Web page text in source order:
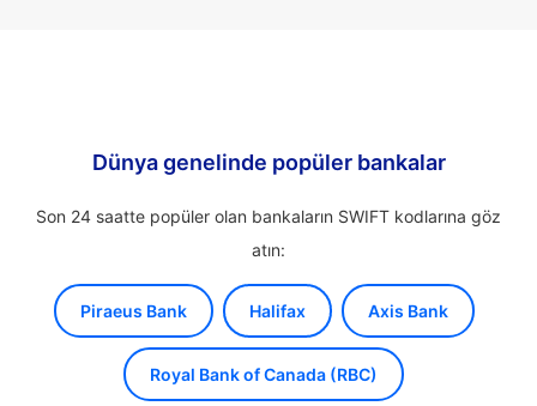
Dünya genelinde popüler bankalar
Son 24 saatte popüler olan bankaların SWIFT kodlarına göz
atın:
Piraeus Bank Halifax Axis Bank
Royal Bank of Canada (RBC)